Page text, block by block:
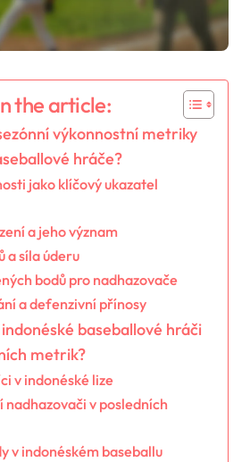
the article:
výkonnostní metriky
hráče?
jako klíčový ukazatel
a jeho význam
a síla úderu
bodů pro nadhazovače
a defenzivní přínosy
baseballové hráči
metrik?
v indonéské lize
v posledních
v indonéském baseballu